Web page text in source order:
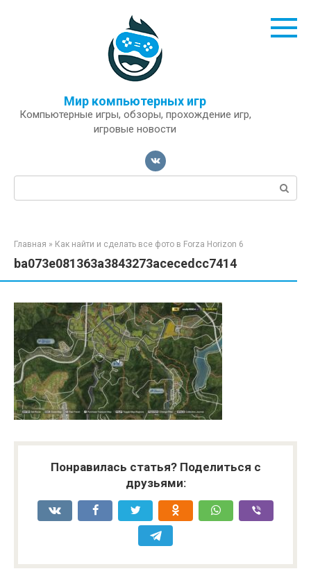
Мир компьютерных игр
Компьютерные игры, обзоры, прохождение игр,
игровые новости
Поиск:
Главная » Как найти и сделать все фото в Forza Horizon 6
ba073e081363a3843273acecedcc7414
Понравилась статья? Поделиться с
друзьями: